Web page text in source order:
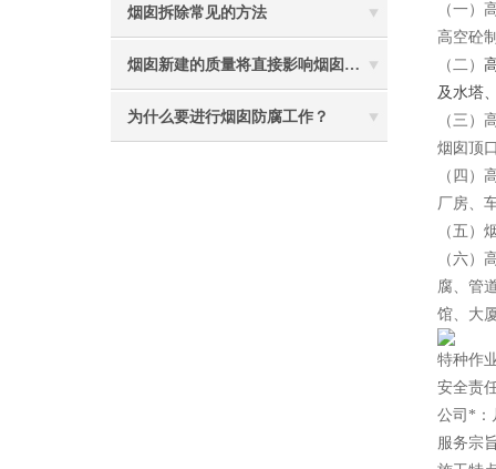
烟囱拆除常见的方法
烟囱新建的质量将直接影响烟囱防腐工程的难度
为什么要进行烟囱防腐工作？
（一）
高空砼
（二）
及水塔
（三）
烟囱顶
（四）
厂房、
（五）
（六）
腐、管
馆、大
特种作
安全责
公司*：
服务宗